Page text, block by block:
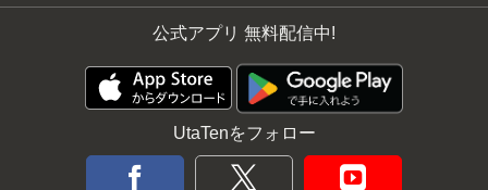
公式アプリ 無料配信中!
UtaTenをフォロー